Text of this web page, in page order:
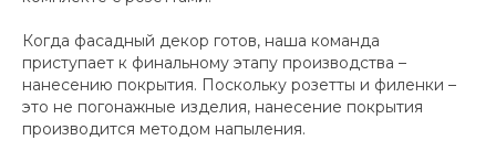
Когда фасадный декор готов, наша команда
приступает к финальному этапу производства –
нанесению покрытия. Поскольку розетты и филенки –
это не погонажные изделия, нанесение покрытия
производится методом напыления.